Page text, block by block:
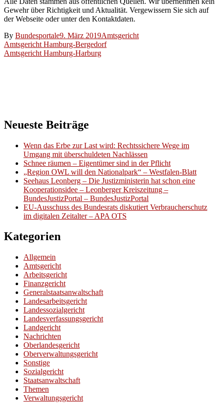
Gewehr über Richtigkeit und Aktualität. Vergewissern Sie sich auf
der Webseite oder unter den Kontaktdaten.
By Bundesportale9. März 2019Amtsgericht
Beitragsnavigation
Amtsgericht Hamburg-Bergedorf
Amtsgericht Hamburg-Harburg
Neueste Beiträge
Wenn das Erbe zur Last wird: Rechtssichere Wege im
Umgang mit überschuldeten Nachlässen
Schnee räumen – Eigentümer sind in der Pflicht
„Region OWL will den Nationalpark“ – Westfalen-Blatt
Seehaus Leonberg – Die Justizministerin hat schon eine
Kooperationsidee – Leonberger Kreiszeitung –
BundesJustizPortal – BundesJustizPortal
EU-Ausschuss des Bundesrats diskutiert Verbraucherschutz
im digitalen Zeitalter – APA OTS
Kategorien
Allgemein
Amtsgericht
Arbeitsgericht
Finanzgericht
Generalstaatsanwaltschaft
Landesarbeitsgericht
Landessozialgericht
Landesverfassungsgericht
Landgericht
Nachrichten
Oberlandesgericht
Oberverwaltungsgericht
Sonstige
Sozialgericht
Staatsanwaltschaft
Themen
Verwaltungsgericht